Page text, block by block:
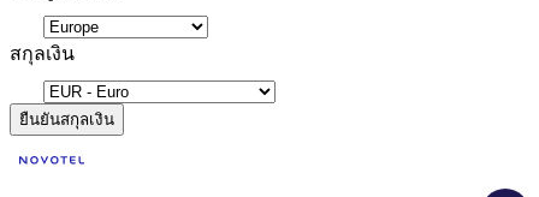
สกุลเงิน
ยืนยันสกุลเงิน